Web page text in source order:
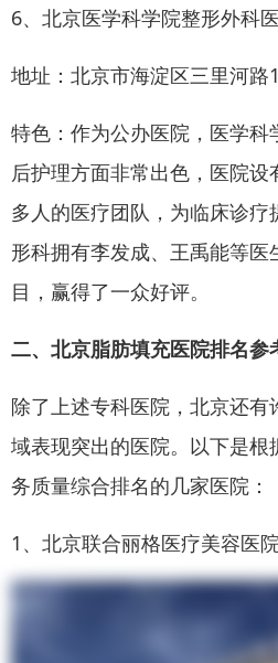
6、北京医学科学院整形外科
地址：北京市海淀区三里河路
特色：作为公办医院，医学
后护理方面非常出色，医院
多人的医疗团队，为临床诊
形科拥有李发成、王禹能等医
目，赢得了一众好评。
二、北京脂肪填充医院排名参
除了上述专科医院，北京还
域表现突出的医院。以下是根
务质量综合排名的几家医院：
1、北京联合丽格医疗美容医